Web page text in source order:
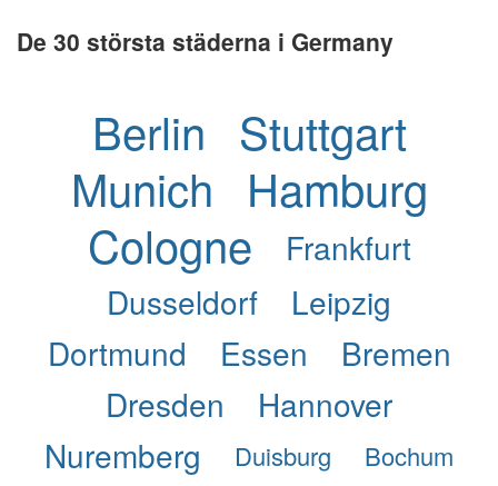
De 30 största städerna i Germany
Berlin Stuttgart
Munich
Hamburg
Cologne
Frankfurt
Dusseldorf
Leipzig
Dortmund
Essen
Bremen
Dresden
Hannover
Nuremberg
Duisburg
Bochum